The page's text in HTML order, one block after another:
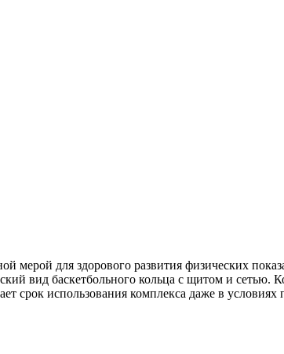
мерой для здорового развития физических
вид баскетбольного кольца с щитом и сетью.
срок использования комплекса даже в